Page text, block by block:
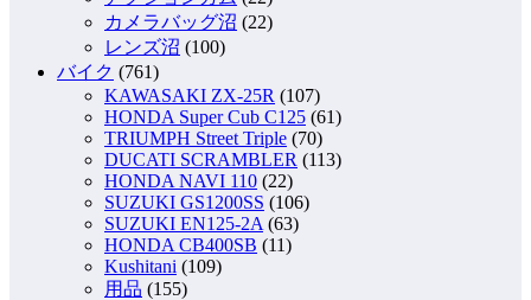
カメラバッグ沼 (22)
レンズ沼 (100)
バイク (761)
KAWASAKI ZX-25R (107)
HONDA Super Cub C125 (61)
TRIUMPH Street Triple (70)
DUCATI SCRAMBLER (113)
HONDA NAVI 110 (22)
SUZUKI GS1200SS (106)
SUZUKI EN125-2A (63)
HONDA CB400SB (11)
Kushitani (109)
用品 (155)